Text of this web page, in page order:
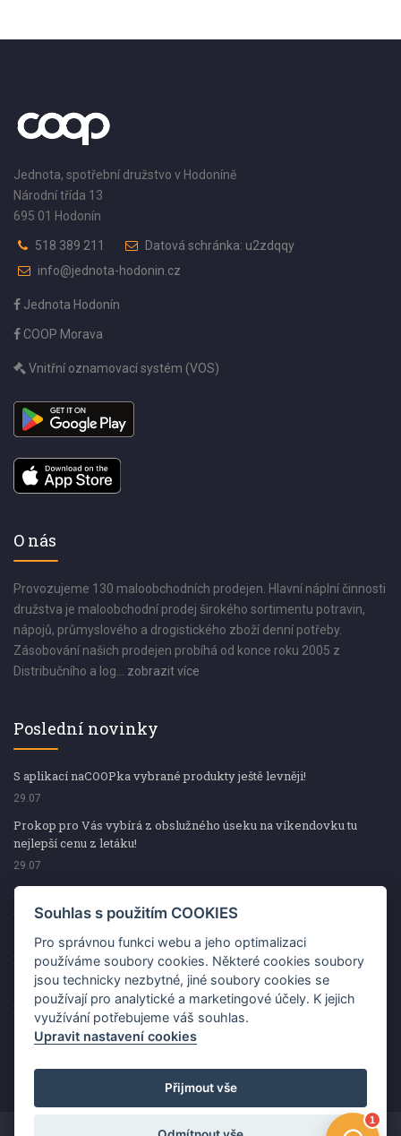
Jednota, spotřební družstvo v Hodoníně
Národní třída 13
695 01 Hodonín
518 389 211
Datová schránka: u2zdqqy
info@jednota-hodonin.cz
Jednota Hodonín
COOP Morava
Vnitřní oznamovací systém (VOS)
O nás
Provozujeme 130 maloobchodních prodejen. Hlavní náplní činnosti
družstva je maloobchodní prodej širokého sortimentu potravin,
nápojů, průmyslového a drogistického zboží denní potřeby.
Zásobování našich prodejen probíhá od konce roku 2005 z
Distribučního a log... zobrazit více
Poslední novinky
S aplikací naCOOPka vybrané produkty ještě levněji!
29.07
Prokop pro Vás vybírá z obslužného úseku na víkendovku tu
nejlepší cenu z letáku!
29.07
Prokop pro Vás vybírá z obslužného úseku na víkendovku tu
nejlepší cenu z letáku!
Kup špekáčky od Váhaly a vyhraj s naCOOPkou sekerku Fiskars
29.07
Prokop pro Vás vybírá na víkendovku ty nejlepší ceny z letáku!
29.07
Souhlas s použitím COOKIES
Pro správnou funkci webu a jeho optimalizaci
používáme soubory cookies. Některé cookies soubory
jsou technicky nezbytné, jiné soubory cookies se
používají pro analytické a marketingové účely. K jejich
využívání potřebujeme váš souhlas.
Upravit nastavení cookies
Přijmout vše